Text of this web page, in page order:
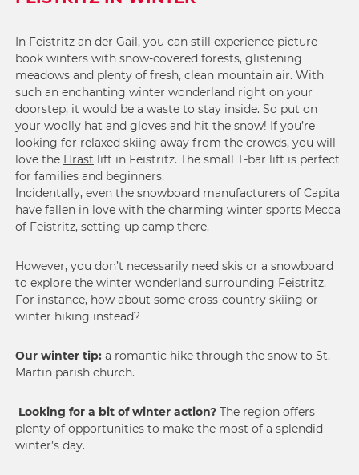
7
8
9
7
9
In Feistritz an der Gail, you can still experience picture-
book winters with snow-covered forests, glistening
meadows and plenty of fresh, clean mountain air. With
such an enchanting winter wonderland right on your
doorstep, it would be a waste to stay inside. So put on
your woolly hat and gloves and hit the snow! If you’re
looking for relaxed skiing away from the crowds, you will
love the Hrast lift in Feistritz. The small T-bar lift is perfect
for families and beginners.
Incidentally, even the snowboard manufacturers of Capita
have fallen in love with the charming winter sports Mecca
of Feistritz, setting up camp there.
However, you don’t necessarily need skis or a snowboard
to explore the winter wonderland surrounding Feistritz.
For instance, how about some cross-country skiing or
winter hiking instead?
Our winter tip: a romantic hike through the snow to St.
Martin parish church.
Looking for a bit of winter action? The region offers
plenty of opportunities to make the most of a splendid
winter’s day.